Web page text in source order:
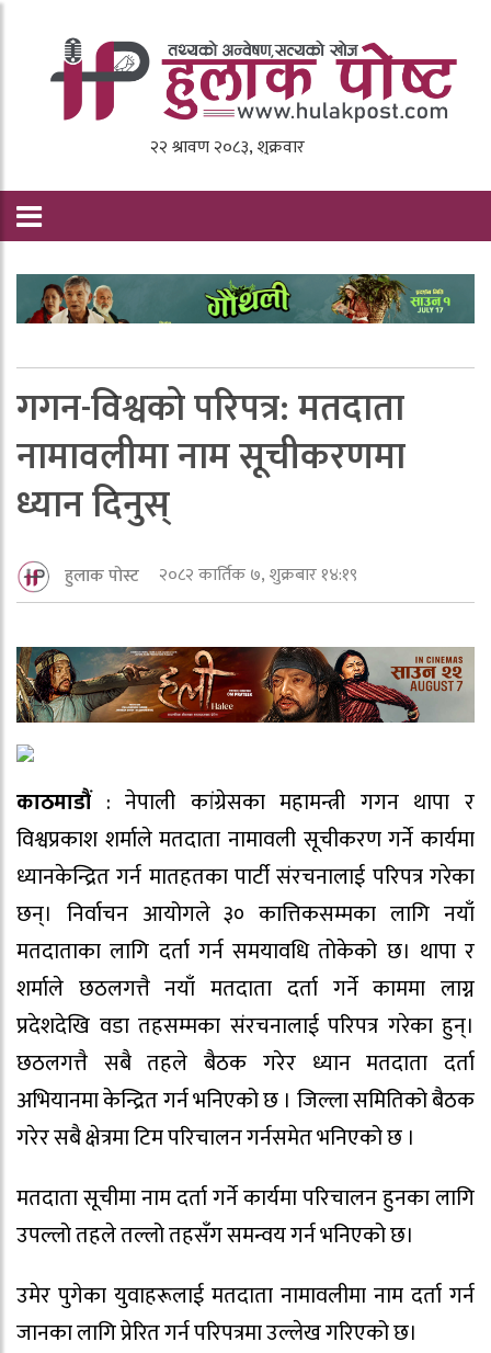
गगन-विश्वकाे परिपत्र: मतदाता
नामावलीमा नाम सूचीकरणमा
ध्यान दिनुस्
हुलाक पोस्ट २०८२ कार्तिक ७, शुक्रबार १४:१९
काठमाडौं: नेपाली कांग्रेसका महामन्त्री गगन थापा र
विश्वप्रकाश शर्माले मतदाता नामावली सूचीकरण गर्ने कार्यमा
ध्यानकेन्द्रित गर्न मातहतका पार्टी संरचनालाई परिपत्र गरेका
छन्। निर्वाचन आयोगले ३० कात्तिकसम्मका लागि नयाँ
मतदाताका लागि दर्ता गर्न समयावधि तोकेको छ। थापा र
शर्माले छठलगत्तै नयाँ मतदाता दर्ता गर्ने काममा लाग्न
प्रदेशदेखि वडा तहसम्मका संरचनालाई परिपत्र गरेका हुन्।
छठलगत्तै सबै तहले बैठक गरेर ध्यान मतदाता दर्ता
अभियानमा केन्द्रित गर्न भनिएको छ । जिल्ला समितिको बैठक
गरेर सबै क्षेत्रमा टिम परिचालन गर्नसमेत भनिएको छ ।
मतदाता सूचीमा नाम दर्ता गर्ने कार्यमा परिचालन हुनका लागि
उपल्लो तहले तल्लो तहसँग समन्वय गर्न भनिएको छ।
उमेर पुगेका युवाहरूलाई मतदाता नामावलीमा नाम दर्ता गर्न
जानका लागि प्रेरित गर्न परिपत्रमा उल्लेख गरिएको छ।